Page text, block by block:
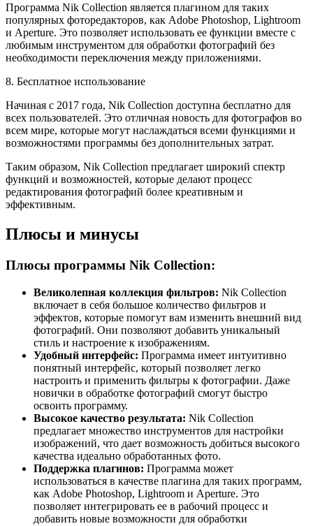
Программа Nik Collection является плагином для таких
популярных фоторедакторов, как Adobe Photoshop, Lightroom
и Aperture. Это позволяет использовать ее функции вместе с
любимым инструментом для обработки фотографий без
необходимости переключения между приложениями.
8. Бесплатное использование
Начиная с 2017 года, Nik Collection доступна бесплатно для
всех пользователей. Это отличная новость для фотографов во
всем мире, которые могут наслаждаться всеми функциями и
возможностями программы без дополнительных затрат.
Таким образом, Nik Collection предлагает широкий спектр
функций и возможностей, которые делают процесс
редактирования фотографий более креативным и
эффективным.
Плюсы и минусы
Плюсы программы Nik Collection:
Великолепная коллекция фильтров: Nik Collection
включает в себя большое количество фильтров и
эффектов, которые помогут вам изменить внешний вид
фотографий. Они позволяют добавить уникальный
стиль и настроение к изображениям.
Удобный интерфейс: Программа имеет интуитивно
понятный интерфейс, который позволяет легко
настроить и применить фильтры к фотографии. Даже
новички в обработке фотографий смогут быстро
освоить программу.
Высокое качество результата: Nik Collection
предлагает множество инструментов для настройки
изображений, что дает возможность добиться высокого
качества идеально обработанных фото.
Поддержка плагинов: Программа может
использоваться в качестве плагина для таких программ,
как Adobe Photoshop, Lightroom и Aperture. Это
позволяет интегрировать ее в рабочий процесс и
добавить новые возможности для обработки